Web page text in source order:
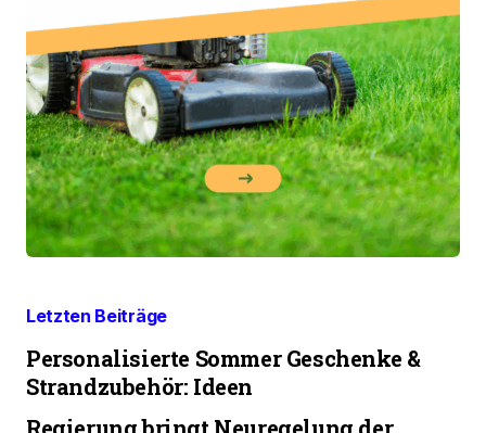
Letzten Beiträge
Personalisierte Sommer Geschenke &
Strandzubehör: Ideen